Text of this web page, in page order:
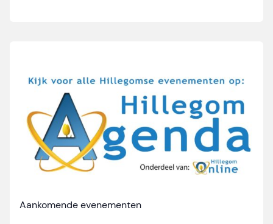
Aankomende evenementen